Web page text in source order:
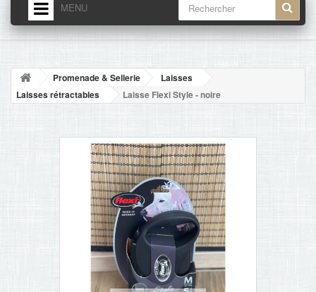
MENU
ACCUEIL
NOUVELLES
ACCUEIL
Promenade & Sellerie
Laisses
Laisses rétractables
Laisse Flexi Style - noire